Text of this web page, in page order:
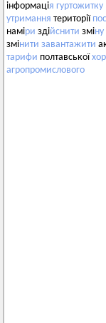
інформація гуртожитку
утримання території
наміри здійснити зміну
змінити завантажити
тарифи полтавської
агропромислового